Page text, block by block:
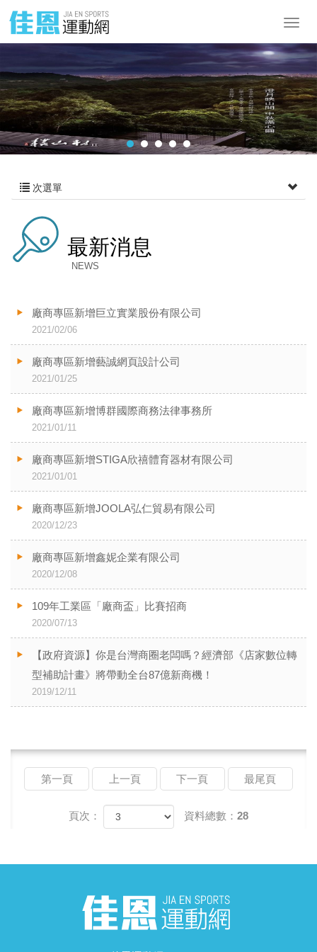
次選單
最新消息
NEWS
廠商專區新增巨立實業股份有限公司
2021/02/06
廠商專區新增藝誠網頁設計公司
2021/01/25
廠商專區新增博群國際商務法律事務所
2021/01/11
廠商專區新增STIGA欣禧體育器材有限公司
2021/01/01
廠商專區新增JOOLA弘仁貿易有限公司
2020/12/23
廠商專區新增鑫妮企業有限公司
2020/12/08
109年工業區「廠商盃」比賽招商
2020/07/13
【政府資源】你是台灣商圈老闆嗎？經濟部《店家數位轉
型補助計畫》將帶動全台87億新商機！
2019/12/11
第一頁 上一頁 下一頁 最尾頁
頁次： 資料總數：28